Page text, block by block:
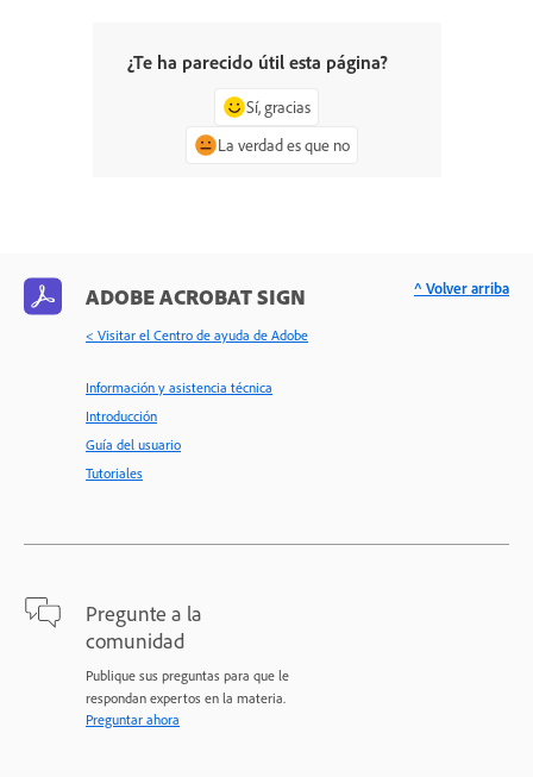
¿Te ha parecido útil esta página?
Sí, gracias
La verdad es que no
ADOBE ACROBAT SIGN
< Visitar el Centro de ayuda de Adobe
Información y asistencia técnica
Introducción
Guía del usuario
Tutoriales
Pregunte a la
comunidad
Publique sus preguntas para que le
respondan expertos en la materia.
Preguntar ahora
^ Volver arriba